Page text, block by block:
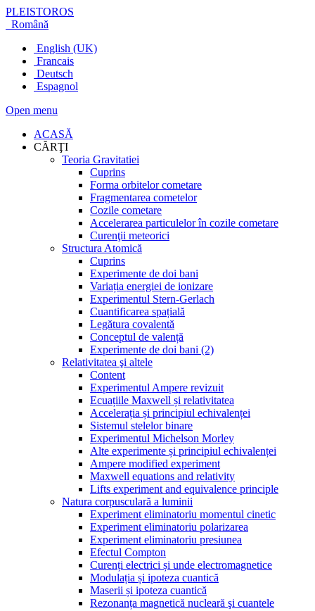
PLEISTOROS
Română
English (UK)
Francais
Deutsch
Espagnol
Open menu
ACASĂ
CĂRŢI
Teoria Gravitatiei
Cuprins
Forma orbitelor cometare
Fragmentarea cometelor
Cozile cometare
Accelerarea particulelor în cozile cometare
Curenţii meteorici
Structura Atomică
Cuprins
Experimente de doi bani
Variația energiei de ionizare
Experimentul Stern-Gerlach
Cuantificarea spațială
Legătura covalentă
Conceptul de valență
Experimente de doi bani (2)
Relativitatea şi altele
Content
Experimentul Ampere revizuit
Ecuațiile Maxwell și relativitatea
Accelerația și principiul echivalenței
Sistemul stelelor binare
Experimentul Michelson Morley
Alte experimente și principiul echivalenței
Ampere modified experiment
Maxwell equations and relativity
Lifts experiment and equivalence principle
Natura corpusculară a luminii
Experiment eliminatoriu momentul cinetic
Experiment eliminatoriu polarizarea
Experiment eliminatoriu presiunea
Efectul Compton
Curenți electrici și unde electromagnetice
Modulația și ipoteza cuantică
Maserii și ipoteza cuantică
Rezonanța magnetică nucleară şi cuantele